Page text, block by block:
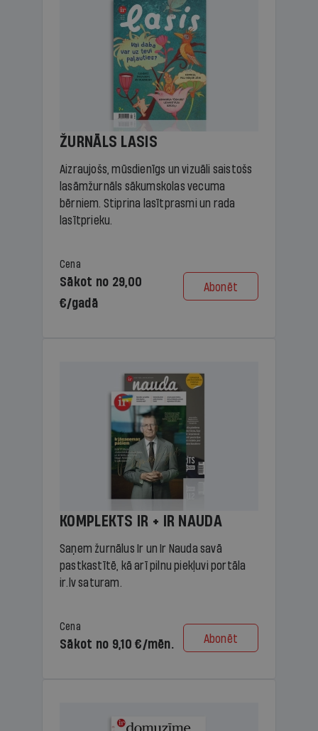
ŽURNĀLS LASIS
Aizraujošs, mūsdienīgs un vizuāli saistošs
lasāmžurnāls sākumskolas vecuma
bērniem. Stiprina lasītprasmi un rada
lasītprieku.
Cena
Sākot no 29,00
€/gadā
Abonēt
KOMPLEKTS IR + IR NAUDA
Saņem žurnālus Ir un Ir Nauda savā
pastkastītē, kā arī pilnu piekļuvi portāla
ir.lv saturam.
Cena
Sākot no 9,10 €/mēn. Abonēt